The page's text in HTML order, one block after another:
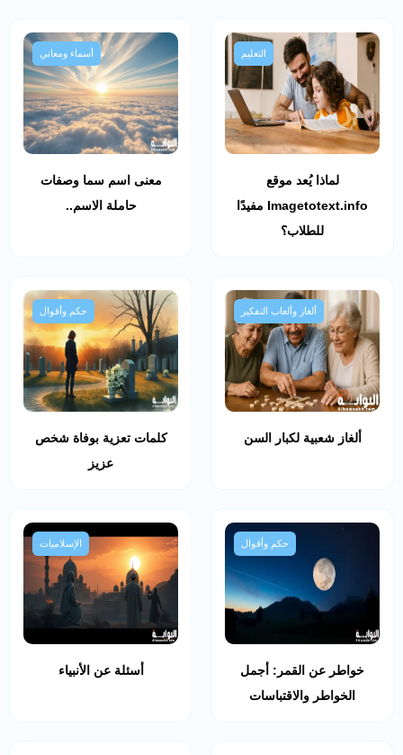
التعليم
لماذا يُعد موقع
Imagetotext.info مفيدًا
للطلاب؟
أسماء ومعاني
معنى اسم سما وصفات
حاملة الاسم..
ألغاز وألعاب التفكير
ألغاز شعبية لكبار السن
حكم وأقوال
كلمات تعزية بوفاة شخص
عزيز
حكم وأقوال
خواطر عن القمر: أجمل
الخواطر والاقتباسات
الإسلاميات
أسئلة عن الأنبياء